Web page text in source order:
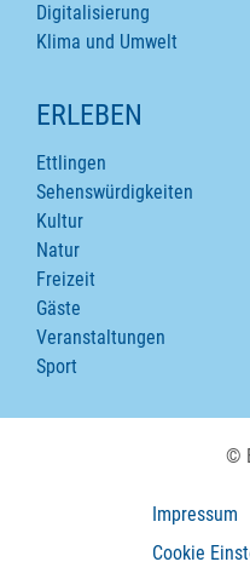
Digitalisierung
Klima und Umwelt
ERLEBEN
Ettlingen
Sehenswürdigkeiten
Kultur
Natur
Freizeit
Gäste
Veranstaltungen
Sport
©
Impressum
Cookie